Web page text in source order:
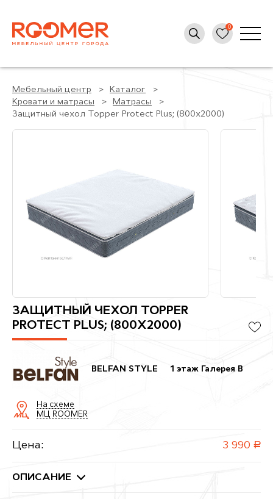
Мебельный центр
Каталог
Кровати и матрасы
Матрасы
Защитный чехол Topper Protect Plus; (800x2000)
ЗАЩИТНЫЙ ЧЕХОЛ TOPPER
PROTECT PLUS; (800X2000)
BELFAN STYLE 1 этаж Галерея B
На схеме
МЦ ROOMER
Цена: 3 990 руб.
ОПИСАНИЕ